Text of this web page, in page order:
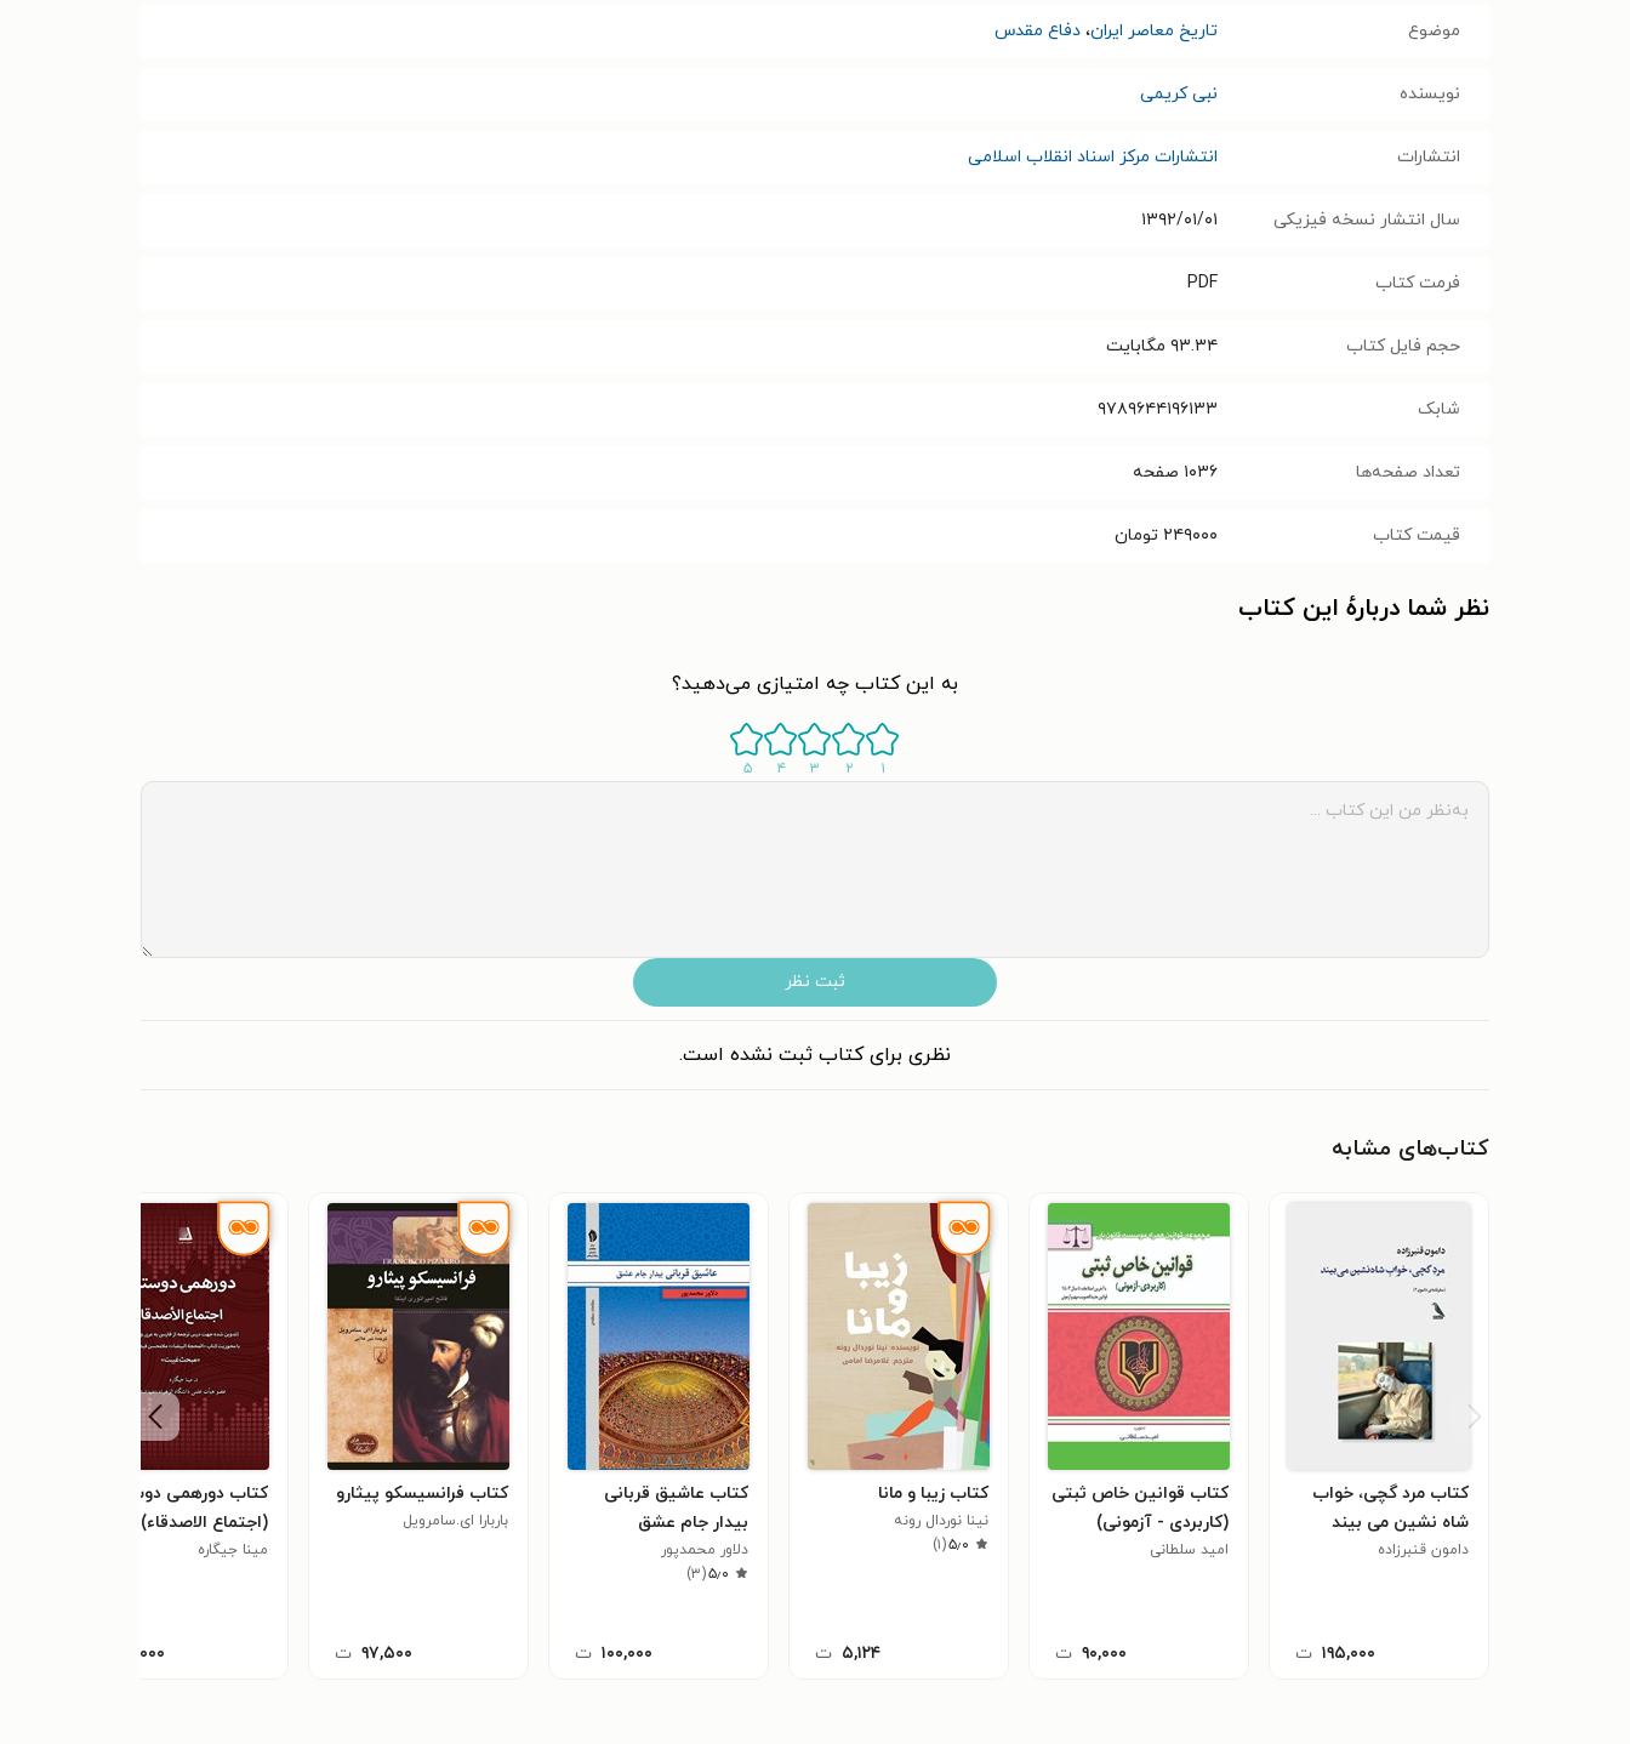
موضوع تاریخ معاصر ایران، دفاع مقدس
نویسنده نبی کریمی
انتشارات انتشارات مرکز اسناد انقلاب اسلامی
سال انتشار نسخه فیزیکی ۱۳۹۲/۰۱/۰۱
فرمت کتاب PDF
حجم فایل کتاب ۹۳.۳۴ مگابایت
شابک ۹۷۸۹۶۴۴۱۹۶۱۳۳
تعداد صفحه‌ها ۱۰۳۶ صفحه
قیمت کتاب ۲۴۹۰۰۰ تومان
نظر شما دربارهٔ این کتاب
به این کتاب چه امتیازی می‌دهید؟
۱ ۲ ۳ ۴ ۵
ثبت نظر
نظری برای کتاب ثبت نشده است.
کتاب‌های مشابه
کتاب مرد گچی، خواب
شاه نشین می بیند
دامون قنبرزاده
۱۹۵,۰۰۰ ت
کتاب قوانین خاص ثبتی
(کاربردی - آزمونی)
امید سلطانی
۹۰,۰۰۰ ت
کتاب زیبا و مانا
نینا نوردال رونه
۵٫۰(۱)
۵,۱۲۴ ت
کتاب عاشیق قربانی
بیدار جام عشق
دلاور محمدپور
۵٫۰(۳)
۱۰۰,۰۰۰ ت
کتاب فرانسیسکو پیثارو
باربارا ای.سامرویل
۹۷,۵۰۰ ت
کتاب دورهمی دوستان
(اجتماع الاصدقاء)
مینا جیگاره
۱۴,۰۰۰